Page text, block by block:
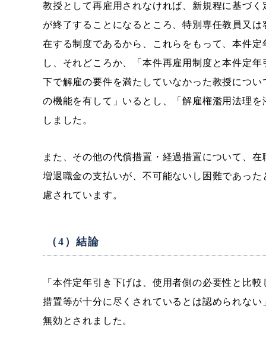
教授として再雇用されなければ、新規程に基づ
が終了することになるところ、特別専任教員又
在する制度であるから、これらをもって、本件
し、それどころか、「本件再雇用制度と本件定
下で解雇の要件を満たしていなかった教授につ
の機能を有して」いるとし、「解雇権濫用法理
しました。
また、その他の代償措置・経過措置について、
増退職金の支払いが、不可能ないし困難であっ
慮されています。
（4）結論
「本件定年引き下げは、使用者側の必要性と比
措置等が十分に尽くされているとは認められな
無効とされました。